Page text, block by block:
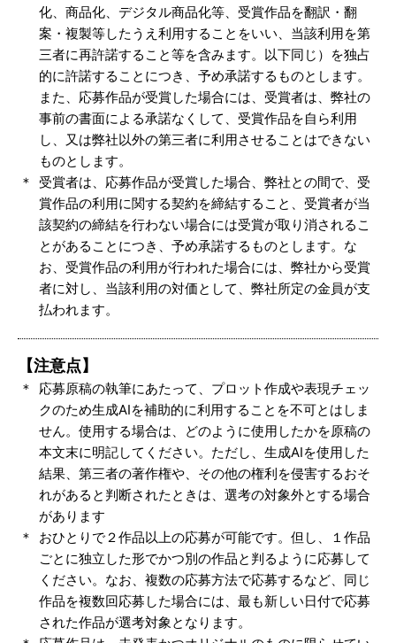
化、商品化、デジタル商品化等、受賞作品を翻訳・翻
案・複製等したうえ利用することをいい、当該利用を第
三者に再許諾すること等を含みます。以下同じ）を独占
的に許諾することにつき、予め承諾するものとします。
また、応募作品が受賞した場合には、受賞者は、弊社の
事前の書面による承諾なくして、受賞作品を自ら利用
し、又は弊社以外の第三者に利用させることはできない
ものとします。
受賞者は、応募作品が受賞した場合、弊社との間で、受
賞作品の利用に関する契約を締結すること、受賞者が当
該契約の締結を行わない場合には受賞が取り消されるこ
とがあることにつき、予め承諾するものとします。な
お、受賞作品の利用が行われた場合には、弊社から受賞
者に対し、当該利用の対価として、弊社所定の金員が支
払われます。
【注意点】
応募原稿の執筆にあたって、プロット作成や表現チェッ
クのため生成AIを補助的に利用することを不可とはしま
せん。使用する場合は、どのように使用したかを原稿の
本文末に明記してください。ただし、生成AIを使用した
結果、第三者の著作権や、その他の権利を侵害するおそ
れがあると判断されたときは、選考の対象外とする場合
があります
おひとりで２作品以上の応募が可能です。但し、１作品
ごとに独立した形でかつ別の作品と判るように応募して
ください。なお、複数の応募方法で応募するなど、同じ
作品を複数回応募した場合には、最も新しい日付で応募
された作品が選考対象となります。